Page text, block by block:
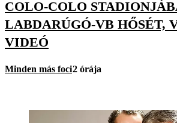
COLO-COLO
LABDARÚGÓ-VB HŐSÉT,
VIDEÓ
Minden más foci2 órája